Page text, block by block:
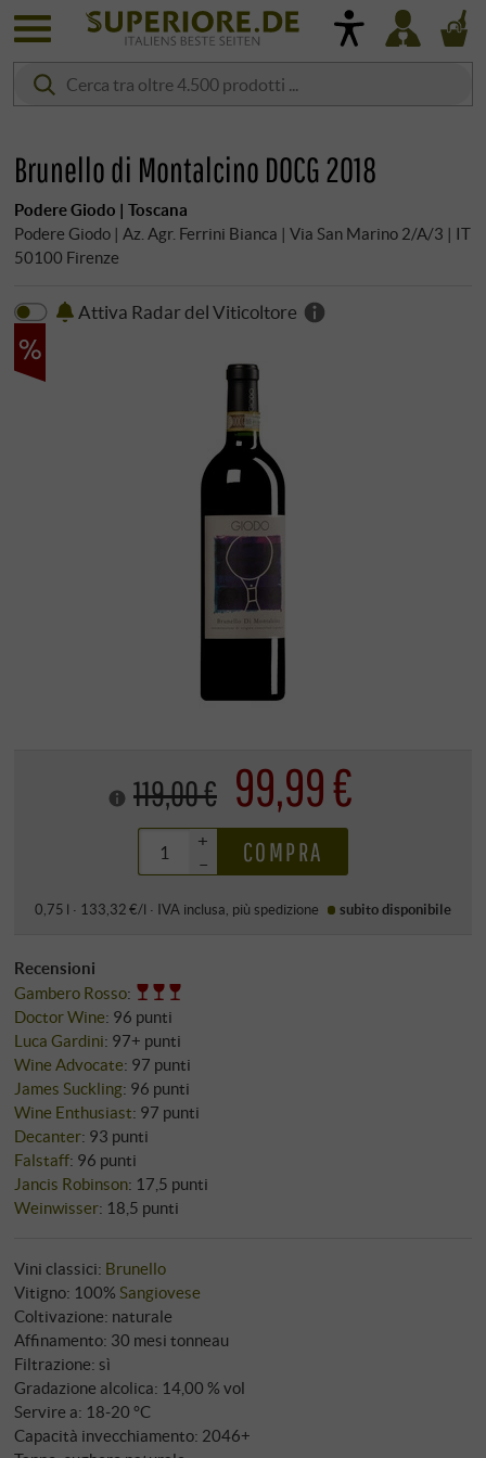
Brunello di Montalcino DOCG 2018
Podere Giodo | Toscana
Podere Giodo | Az. Agr. Ferrini Bianca | Via San Marino 2/A/3 | IT
50100 Firenze
Attiva Radar del Viticoltore
119,00 € 99,99 €
+
–
COMPRA
0,75 l · 133,32 €/l · IVA inclusa , più spedizione subito disponibile
Recensioni
Gambero Rosso:
Doctor Wine: 96 punti
Luca Gardini: 97+ punti
Wine Advocate: 97 punti
James Suckling: 96 punti
Wine Enthusiast: 97 punti
Decanter: 93 punti
Falstaff: 96 punti
Jancis Robinson: 17,5 punti
Weinwisser: 18,5 punti
Vini classici: Brunello
Vitigno: 100%Sangiovese
Coltivazione: naturale
Affinamento: 30 mesi tonneau
Filtrazione: sì
Gradazione alcolica: 14,00 % vol
Servire a: 18‑20 °C
Capacità invecchiamento: 2046+